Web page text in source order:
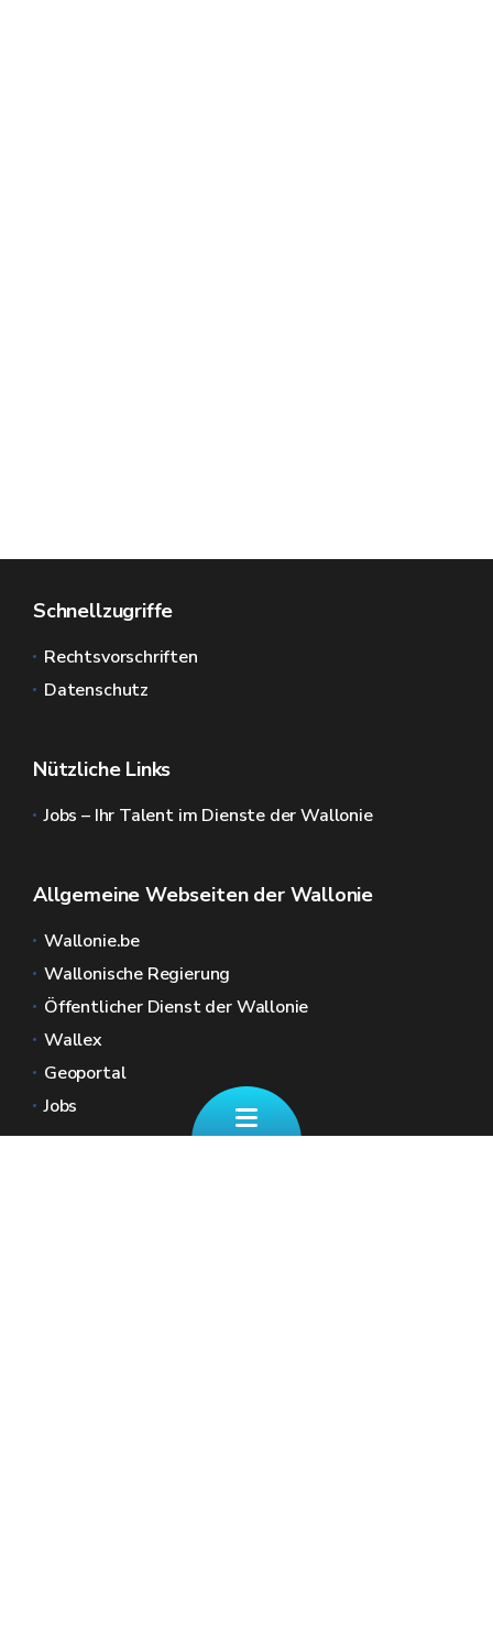
Schnellzugriffe
Rechtsvorschriften
Datenschutz
Nützliche Links
Jobs – Ihr Talent im Dienste der Wallonie
Allgemeine Webseiten der Wallonie
Wallonie.be
Wallonische Regierung
Öffentlicher Dienst der Wallonie
Wallex
Geoportal
Jobs